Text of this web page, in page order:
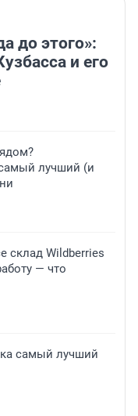
до этого»:
и его
лучший (и
склад Wildberries
— что
самый лучший